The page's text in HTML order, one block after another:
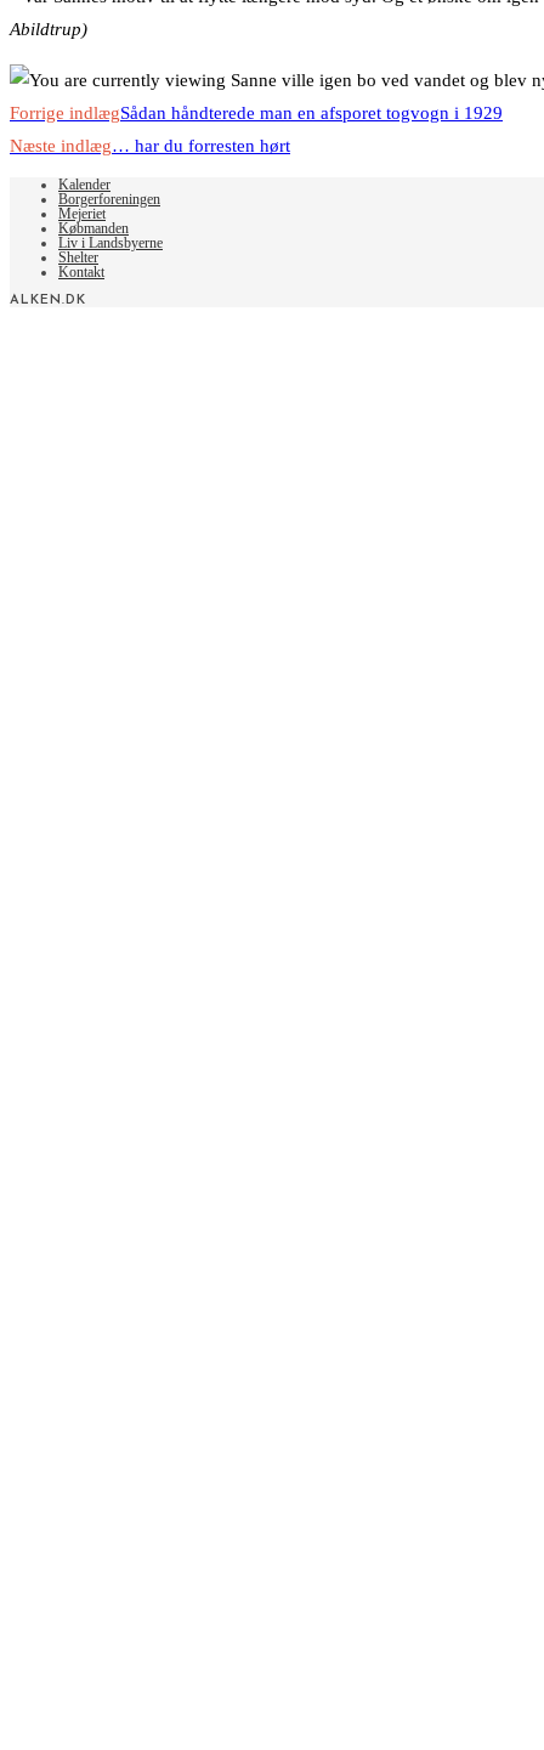
Abildtrup)
Read
more
articles
Forrige indlægSådan håndterede man en afsporet togvogn i 1929
Næste indlæg… har du forresten hørt
Kalender
Borgerforeningen
Mejeriet
Købmanden
Liv i Landsbyerne
Shelter
Kontakt
ALKEN.DK